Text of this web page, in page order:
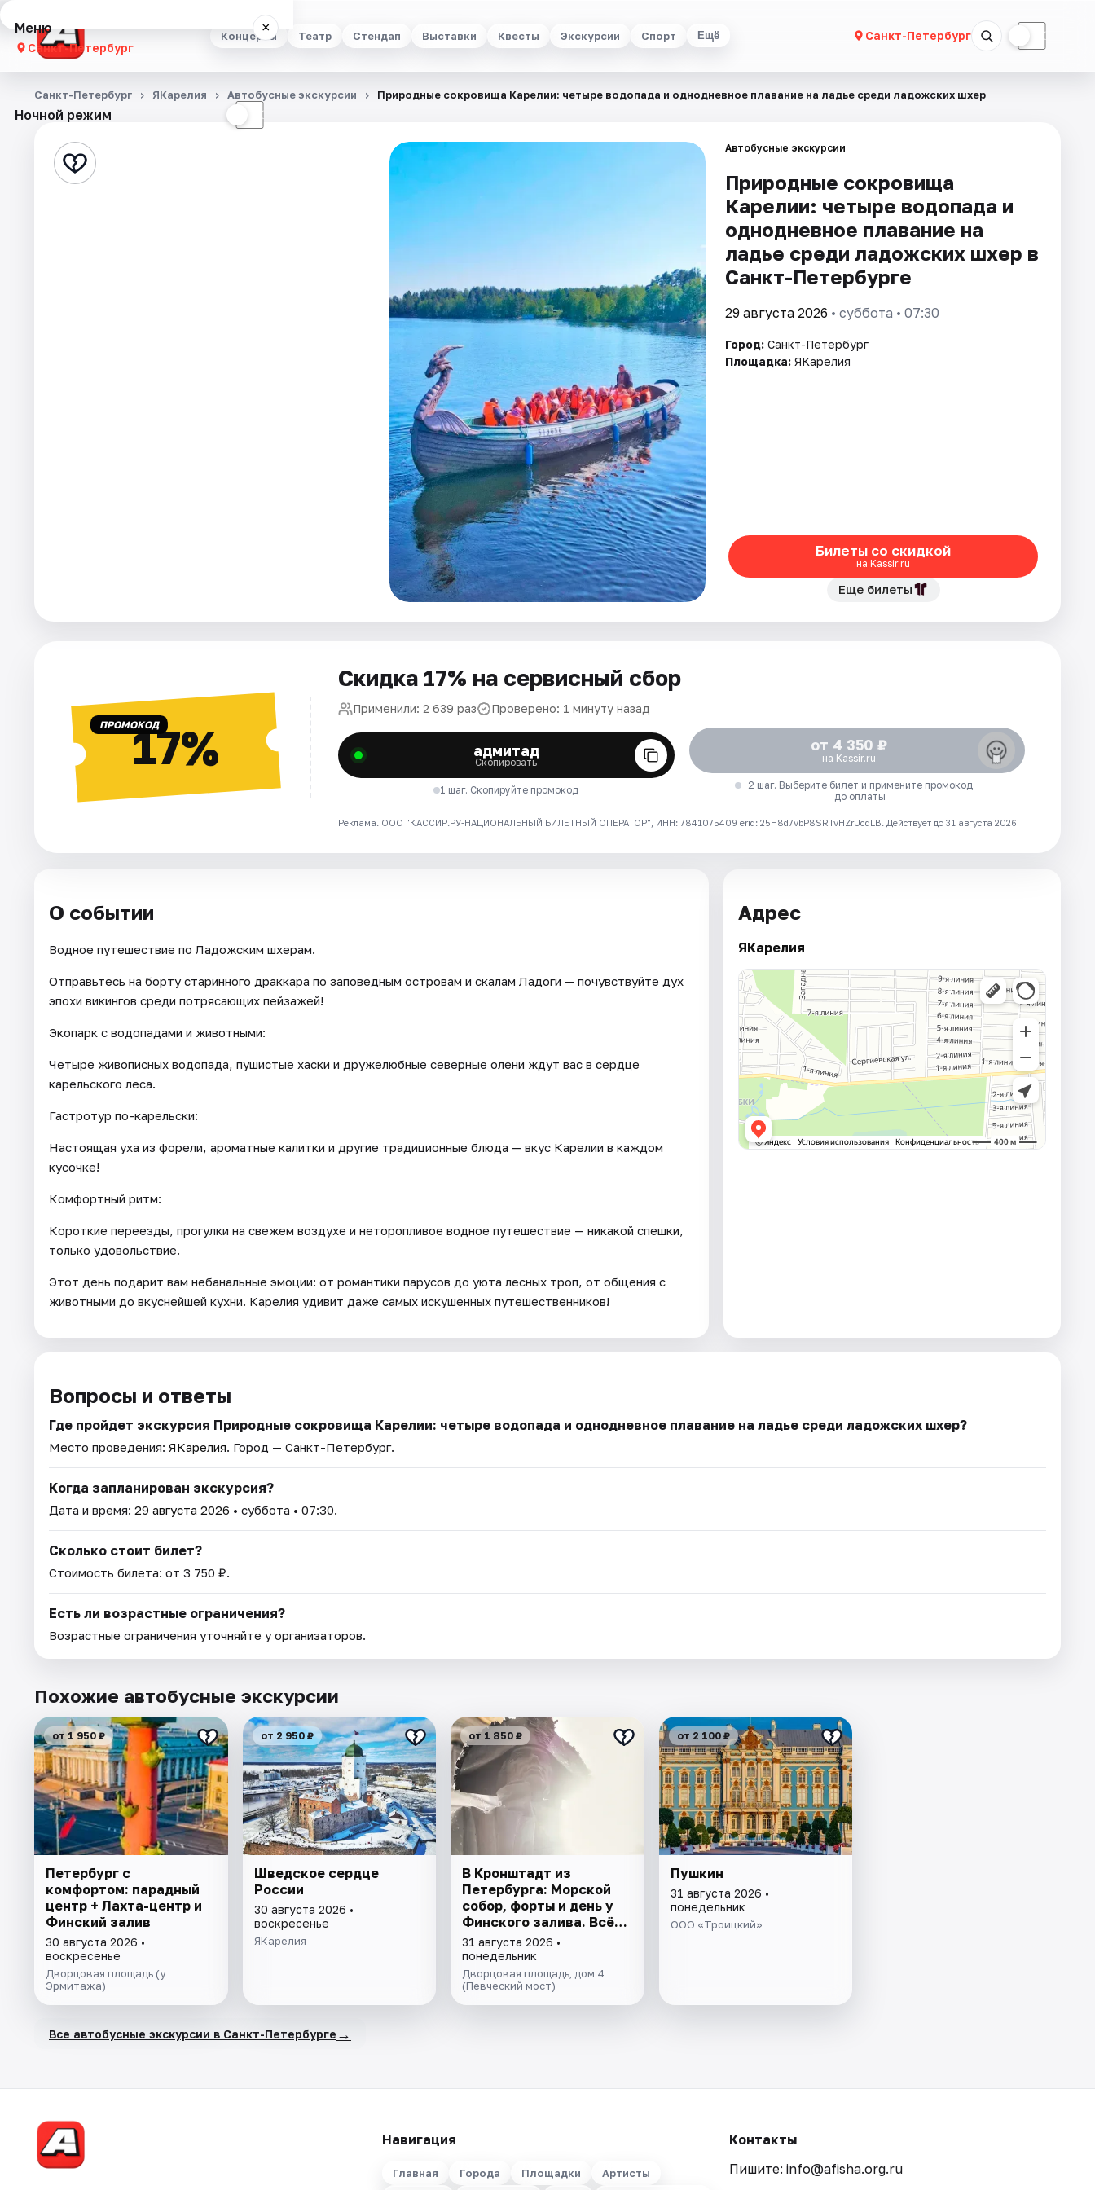
Концерты Театр Стендап Выставки Квесты Экскурсии Спорт Ещё Санкт-Петербург ☾
Меню ×
Санкт-Петербург
Концерты
Стендап
Ночной режим ☾
Санкт-Петербург ЯКарелия Автобусные экскурсии Природные сокровища Карелии: четыре водопада и однодневное плавание на ладье среди ладожских шхер
Автобусные экскурсии
Природные сокровища
Карелии: четыре водопада и
однодневное плавание на
ладье среди ладожских шхер в
Санкт-Петербурге
29 августа 2026 • суббота • 07:30
Город: Санкт-Петербург
Площадка: ЯКарелия
Билеты со скидкой
на Kassir.ru
Еще билеты
ПРОМОКОД17%
Скидка 17% на сервисный сбор
Применили: 2 639 раз Проверено: 1 минуту назад
адмитад
Скопировать
1 шаг. Скопируйте промокод
от 4 350 ₽
на Kassir.ru
2 шаг. Выберите билет и примените промокод
до оплаты
Реклама. ООО "КАССИР.РУ-НАЦИОНАЛЬНЫЙ БИЛЕТНЫЙ ОПЕРАТОР", ИНН: 7841075409 erid: 25H8d7vbP8SRTvHZrUcdLB. Действует до 31 августа 2026
О событии
Водное путешествие по Ладожским шхерам.
Отправьтесь на борту старинного драккара по заповедным островам и скалам Ладоги — почувствуйте дух
эпохи викингов среди потрясающих пейзажей!
Экопарк с водопадами и животными:
Четыре живописных водопада, пушистые хаски и дружелюбные северные олени ждут вас в сердце
карельского леса.
Гастротур по-карельски:
Настоящая уха из форели, ароматные калитки и другие традиционные блюда — вкус Карелии в каждом
кусочке!
Комфортный ритм:
Короткие переезды, прогулки на свежем воздухе и неторопливое водное путешествие — никакой спешки,
только удовольствие.
Этот день подарит вам небанальные эмоции: от романтики парусов до уюта лесных троп, от общения с
животными до вкуснейшей кухни. Карелия удивит даже самых искушенных путешественников!
Адрес
ЯКарелия
Вопросы и ответы
Где пройдет экскурсия Природные сокровища Карелии: четыре водопада и однодневное плавание на ладье среди ладожских шхер?
Место проведения: ЯКарелия. Город — Санкт-Петербург.
Когда запланирован экскурсия?
Дата и время: 29 августа 2026 • суббота • 07:30.
Сколько стоит билет?
Стоимость билета: от 3 750 ₽.
Есть ли возрастные ограничения?
Возрастные ограничения уточняйте у организаторов.
Похожие автобусные экскурсии
от 1 950 ₽
Петербург с
комфортом: парадный
центр + Лахта-центр и
Финский залив
30 августа 2026 •
воскресенье
Дворцовая площадь (у
Эрмитажа)
от 2 950 ₽
Шведское сердце
России
30 августа 2026 •
воскресенье
ЯКарелия
от 1 850 ₽
В Кронштадт из
Петербурга: Морской
собор, форты и день у
Финского залива. Всё
включено
31 августа 2026 •
понедельник
Дворцовая площадь, дом 4
(Певческий мост)
от 2 100 ₽
Пушкин
31 августа 2026 •
понедельник
ООО «Троицкий»
Все автобусные экскурсии в Санкт-Петербурге →
Навигация
Главная Города Площадки Артисты
Контакты
Пишите: info@afisha.org.ru